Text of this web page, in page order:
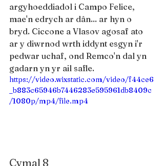
argyhoeddiadol i Campo Felice,
mae'n edrych ar dân... ar hyn o
bryd. Ciccone a Vlasov agosaf ato
ar y diwrnod wrth iddynt esgyn i'r
pedwar uchaf, ond Remco'n dal yn
gadarn yn yr ail safle.
https://video.wixstatic.com/video/f44ce6
_b883c65946b7446283e595961db8409c
/1080p/mp4/file.mp4
Cymal 8